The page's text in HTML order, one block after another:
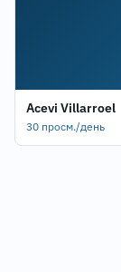
Acevi Villarroel
30 просм./день